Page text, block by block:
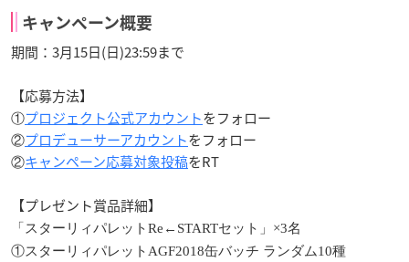
キャンペーン概要
期間：3月15日(日)23:59まで
【応募方法】
①プロジェクト公式アカウントをフォロー
②プロデューサーアカウントをフォロー
②キャンペーン応募対象投稿をRT
【プレゼント賞品詳細】
「スターリィパレットRe←STARTセット」 ×3名
①スターリィパレットAGF2018缶バッチ ランダム10種